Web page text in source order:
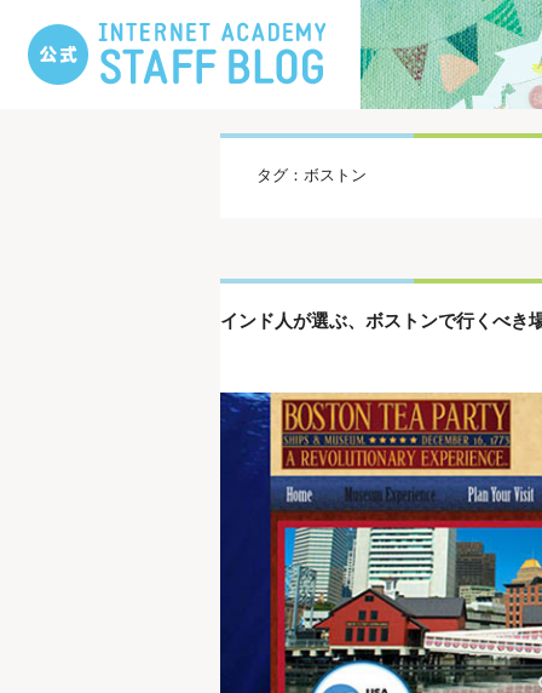
タグ：ボストン
インド人が選ぶ、ボストンで行くべき